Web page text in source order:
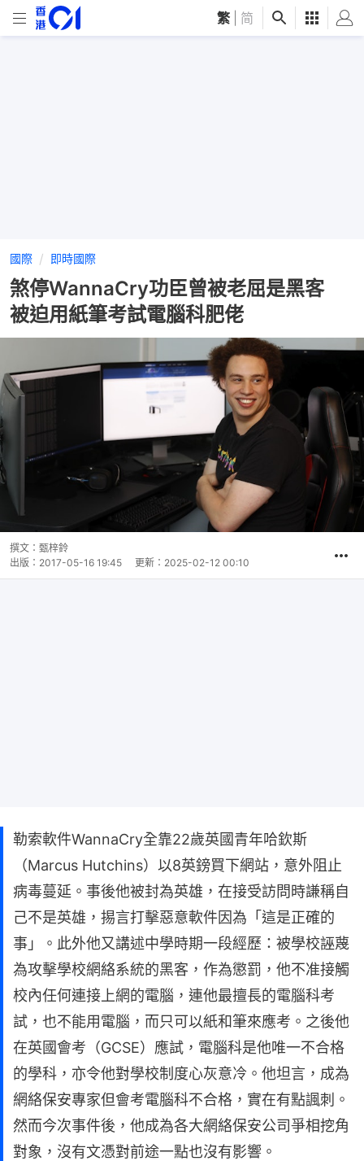
繁 简
國際 即時國際
煞停WannaCry功臣曾被老屈是黑客
被迫用紙筆考試電腦科肥佬
撰文： 甄梓鈴
出版： 2017-05-16 19:45 更新： 2025-02-12 00:10
勒索軟件WannaCry全靠22歲英國青年哈欽斯
（Marcus Hutchins）以8英鎊買下網站，意外阻止
病毒蔓延。事後他被封為英雄，在接受訪問時謙稱自
己不是英雄，掦言打擊惡意軟件因為「這是正確的
事」。此外他又講述中學時期一段經歷：被學校誣蔑
為攻擊學校網絡系統的黑客，作為懲罰，他不准接觸
校內任何連接上網的電腦，連他最擅長的電腦科考
試，也不能用電腦，而只可以紙和筆來應考。之後他
在英國會考（GCSE）應試，電腦科是他唯一不合格
的學科，亦令他對學校制度心灰意冷。他坦言，成為
網絡保安專家但會考電腦科不合格，實在有點諷刺。
然而今次事件後，他成為各大網絡保安公司爭相挖角
對象，沒有文憑對前途一點也沒有影響。